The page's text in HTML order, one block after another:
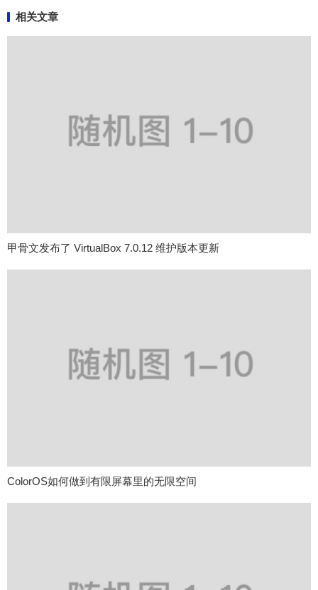
相关文章
甲骨文发布了 VirtualBox 7.0.12 维护版本更新
ColorOS如何做到有限屏幕里的无限空间